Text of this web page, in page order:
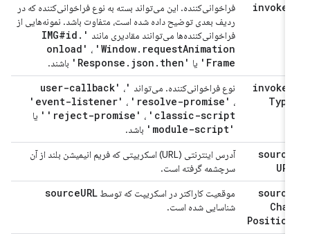
invoker
فراخوانی‌کننده. این می‌تواند بسته به نوع فراخوانی‌کننده که در
ردیف بعدی توضیح داده شده است، متفاوت باشد. نمونه‌هایی از
فراخوانی‌کننده‌ها می‌توانند مقادیری مانند'IMG#id
.
onload'،'Window.requestAnimation
Frame' یا 'Response
.json.then' باشند.
invoker
نوع فراخوانی‌کننده. می‌تواند'user-callback'،
'event-listener'،'resolve-promise'
'reject-promise'،'classic-script' یا
باشد.
source
آدرس اینترنتی (URL) اسکریپتی که فریم انیمیشن بلند از آن
سرچشمه گرفته است.
source
Position
موقعیت کاراکتر در اسکریپت که توسط sourceURL
شناسایی شده است.